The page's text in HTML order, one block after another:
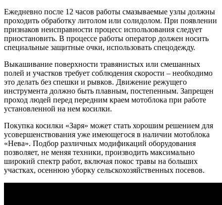
Ежедневно после 12 часов работы смазываемые узлы должны
проходить обработку литолом или солидолом. При появлении
признаков неисправности процесс использования следует
приостановить. В процессе работы оператор должен носить
специальные защитные очки, использовать спецодежду.
Выкашивание поверхности травянистых или смешанных
полей и участков требует соблюдения скорости – необходимо
это делать без спешки и рывков. Движение режущего
инструмента должно быть плавным, постепенным. Запрещен
проход людей перед передним краем мотоблока при работе
установленной на нем косилки.
Покупка косилки «Заря» может стать хорошим решением для
усовершенствования уже имеющегося в наличии мотоблока
«Нева». Подбор различных модификаций оборудования
позволяет, не меняя техники, производить максимально
широкий спектр работ, включая покос травы на больших
участках, осеннюю уборку сельскохозяйственных посевов.